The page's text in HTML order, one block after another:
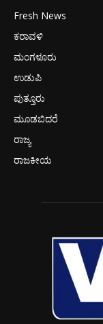
Fresh News
ಕರಾವಳಿ
ಮಂಗಳೂರು
ಉಡುಪಿ
ಪುತ್ತೂರು
ಮೂಡಬಿದರೆ
ರಾಜ್ಯ
ರಾಜಕೀಯ